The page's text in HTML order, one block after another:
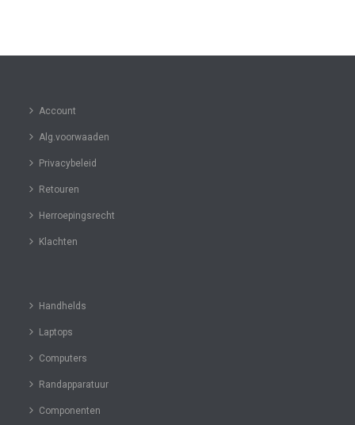
Account
Alg.voorwaaden
Privacybeleid
Retouren
Herroepingsrecht
Klachten
Handhelds
Laptops
Computers
Randapparatuur
Componenten